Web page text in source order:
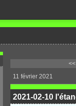
11 février 2021
2021-02-10